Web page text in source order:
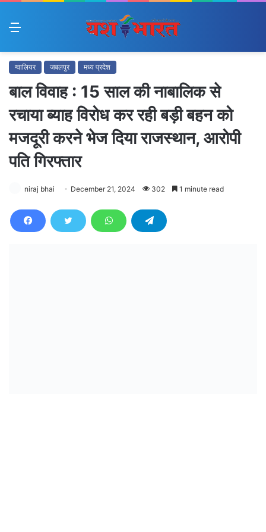
Menu
ग्वालियर जबलपुर मध्य प्रदेश
बाल विवाह : 15 साल की नाबालिक से
रचाया ब्याह विरोध कर रही बड़ी बहन को
मजदूरी करने भेज दिया राजस्थान, आरोपी
पति गिरफ्तार
niraj bhai December 21, 2024 302 1 minute read